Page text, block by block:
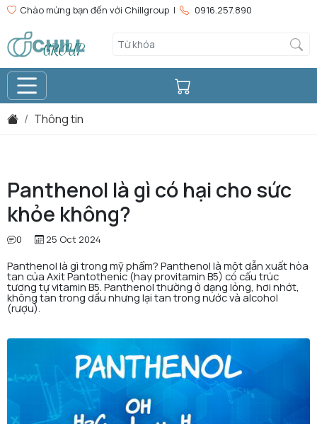
Chào mừng bạn đến với Chillgroup | 0916.257.890
Thông tin
Panthenol là gì có hại cho sức
khỏe không?
0 25 Oct 2024
Panthenol là gì trong mỹ phẩm? Panthenol là một dẫn xuất hòa
tan của Axit Pantothenic (hay provitamin B5) có cấu trúc
tương tự vitamin B5. Panthenol thường ở dạng lỏng, hơi nhớt,
không tan trong dầu nhưng lại tan trong nước và alcohol
(rượu).